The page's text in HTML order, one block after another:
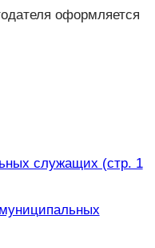
оформляется
служащих (стр. 1